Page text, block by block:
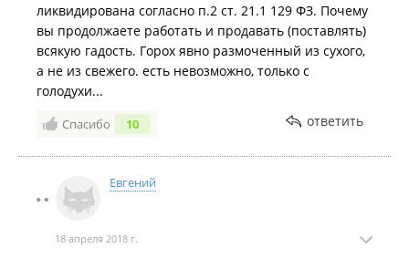
ликвидирована согласно п.2 ст. 21.1 129 ФЗ. Почему
вы продолжаете работать и продавать (поставлять)
всякую гадость. Горох явно размоченный из сухого,
а не из свежего. есть невозможно, только с
голодухи...
Спасибо 10 ответить
Евгений
18 апреля 2018 г.